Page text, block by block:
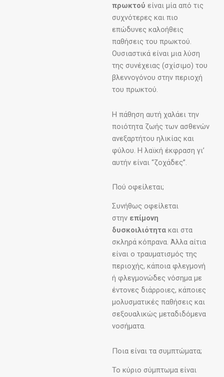
πρωκτού είναι μία από τις
συχνότερες και πιο
επώδυνες καλοήθεις
παθήσεις του πρωκτού.
Ουσιαστικά είναι μια λύση
της συνέχειας (σχίσιμο) του
βλεννογόνου στην περιοχή
του πρωκτού.
Η πάθηση αυτή χαλάει την
ποιότητα ζωής των ασθενών
ανεξαρτήτου ηλικίας και
φύλου. Η λαϊκή έκφραση γι’
αυτήν είναι “ζοχάδες”.
Πού οφείλεται;
Συνήθως οφείλεται
στην επίμονη
δυσκοιλιότητα και στα
σκληρά κόπρανα. Άλλα αίτια
είναι ο τραυματισμός της
περιοχής, κάποια φλεγμονή
ή φλεγμονώδες νόσημα με
έντονες διάρροιες, κάποιες
μολυσματικές παθήσεις και
σεξουαλικώς μεταδιδόμενα
νοσήματα.
Ποια είναι τα συμπτώματα;
Το κύριο σύμπτωμα είναι